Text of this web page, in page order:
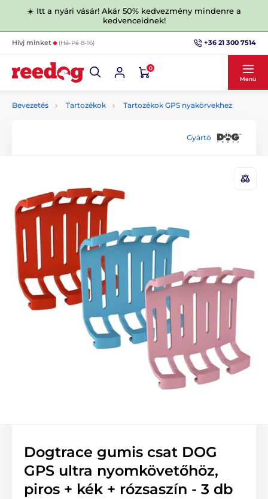
☀️ Itt a nyári vásár! Akár 50% kedvezmény mindenre a
kedvenceidnek!
Hívj minket (Hé-Pé 8-16) +36 21 300 7514
0
Menü
Bevezetés Tartozékok Tartozékok GPS nyakörvekhez
Gyártó
Dogtrace gumis csat DOG
GPS ultra nyomkövetőhöz,
piros + kék + rózsaszín - 3 db